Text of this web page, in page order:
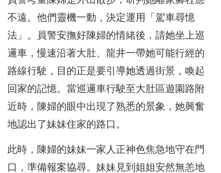
不遠。 他們靈機一動，決定運用「駕車尋憶
法」。員警安撫好陳婦的情緒後 ，請她坐上巡
邏車，慢速沿著大肚、 龍井一帶她可能行經的
路線行駛，目的正是要引導她透過街景， 喚起
回家的記憶。當巡邏車行駛至大肚區遊園路附
近時， 陳婦的眼中出現了熟悉的景象，她興奮
地認出了妹妹住家的路口。
此時，陳婦的妹妹一家人正神色焦急地守在門
口， 準備報案協尋。妹妹見到姐姐安然無恙地